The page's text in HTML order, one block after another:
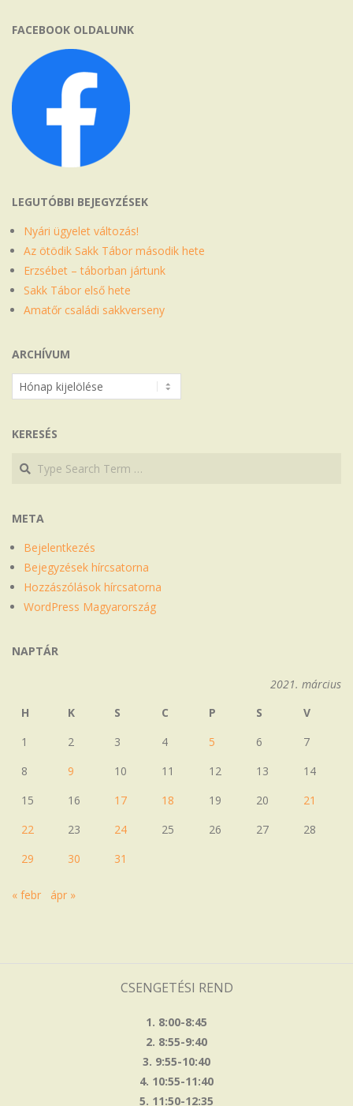
FACEBOOK OLDALUNK
LEGUTÓBBI BEJEGYZÉSEK
Nyári ügyelet változás!
Az ötödik Sakk Tábor második hete
Erzsébet – táborban jártunk
Sakk Tábor első hete
Amatőr családi sakkverseny
ARCHÍVUM
Archívum
KERESÉS
Search
Search
META
Bejelentkezés
Bejegyzések hírcsatorna
Hozzászólások hírcsatorna
WordPress Magyarország
NAPTÁR
2021. március
H
K S C P S
V
1
2 3 4 5 6
7
8
9 10 11 12 13
14
15
16 17 18 19 20
21
22
23 24 25 26 27
28
29
30 31
« febr ápr »
CSENGETÉSI REND
1. 8:00-8:45
2. 8:55-9:40
3. 9:55-10:40
4. 10:55-11:40
5. 11:50-12:35